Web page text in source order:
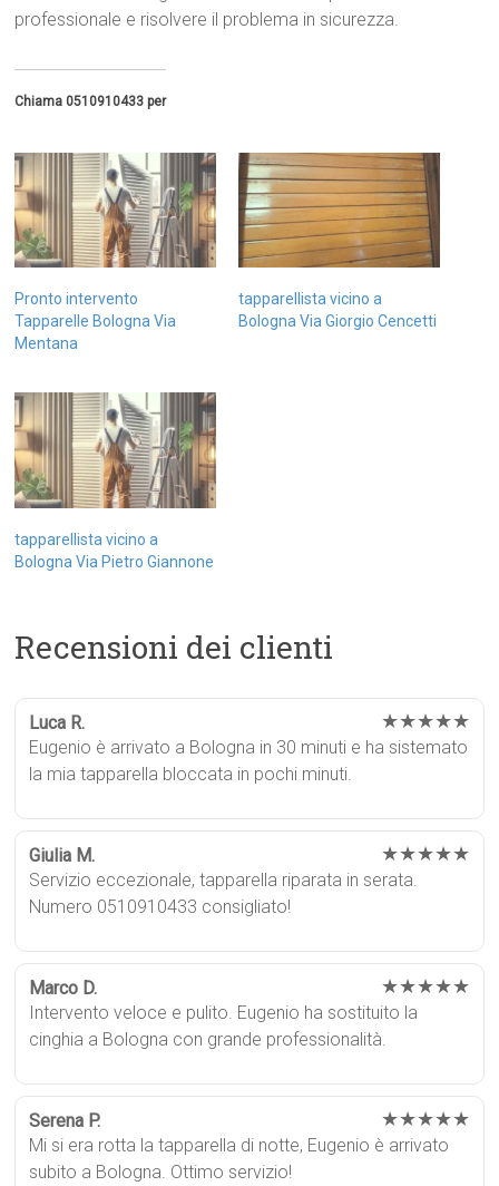
professionale e risolvere il problema in sicurezza.
Chiama 0510910433 per
Pronto intervento
Tapparelle Bologna Via
Mentana
tapparellista vicino a
Bologna Via Giorgio Cencetti
tapparellista vicino a
Bologna Via Pietro Giannone
Recensioni dei clienti
Luca R. ★★★★★
Eugenio è arrivato a Bologna in 30 minuti e ha sistemato
la mia tapparella bloccata in pochi minuti.
Giulia M. ★★★★★
Servizio eccezionale, tapparella riparata in serata.
Numero 0510910433 consigliato!
Marco D. ★★★★★
Intervento veloce e pulito. Eugenio ha sostituito la
cinghia a Bologna con grande professionalità.
Serena P. ★★★★★
Mi si era rotta la tapparella di notte, Eugenio è arrivato
subito a Bologna. Ottimo servizio!